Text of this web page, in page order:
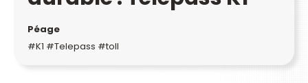
Péage
#K1 #Telepass #toll